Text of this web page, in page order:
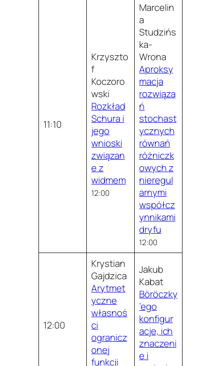
11:10
Krzyszto
f
Koczoro
wski
Rozkład
Schura i
jego
wnioski
związan
e z
widmem
12:00
Marcelin
a
Studzińs
ka-
Wrona
Aproksy
macja
rozwiąza
ń
stochast
ycznych
równań
różniczk
owych z
nieregul
arnymi
współcz
ynnikami
dryfu
12:00
12:00
Krystian
Gajdzica
Arytmet
yczne
własnoś
ci
ogranicz
onej
funkcji
Jakub
Kabat
Böröczky
’ego
konfigur
acje, ich
znaczeni
e i